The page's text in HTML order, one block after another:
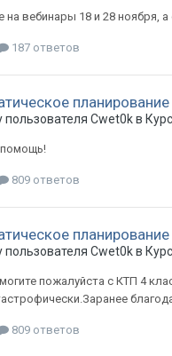
вебинары 18 и 28 ноября,
187 ответов
пользователя Cwet0k в
809 ответов
пользователя Cwet0k в
пожалуйста с КТП 4
809 ответов